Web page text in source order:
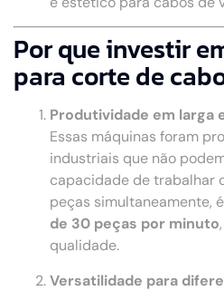
Por que investir
para corte de
Produtividade em larga
Essas máquinas foram
industriais que não
capacidade de trabalhar
peças simultaneamente,
de 30 peças por minuto
qualidade.
Versatilidade para